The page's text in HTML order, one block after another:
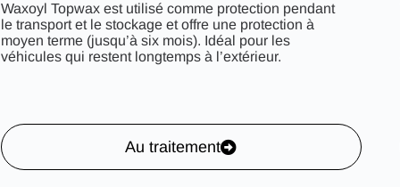
Waxoyl Topwax est utilisé comme protection pendant
le transport et le stockage et offre une protection à
moyen terme (jusqu’à six mois). Idéal pour les
véhicules qui restent longtemps à l’extérieur.
Au traitement